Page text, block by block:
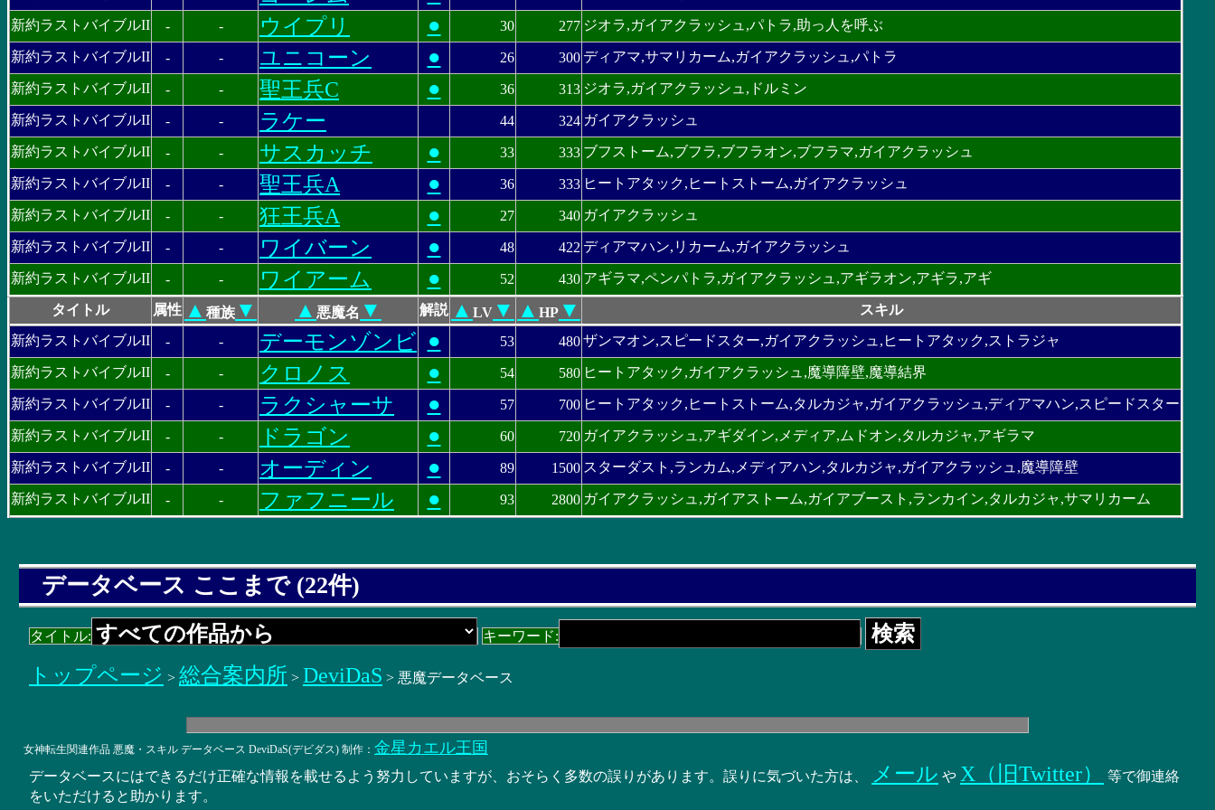
新約ラストバイブルII - - ウイプリ ● 30 277 ジオラ,ガイアクラッシュ,パトラ,助っ人を呼ぶ
新約ラストバイブルII - - ユニコーン ● 26 300 ディアマ,サマリカーム,ガイアクラッシュ,パトラ
新約ラストバイブルII - - 聖王兵C ● 36 313 ジオラ,ガイアクラッシュ,ドルミン
新約ラストバイブルII - - ラケー 44 324 ガイアクラッシュ
新約ラストバイブルII - - サスカッチ ● 33 333 ブフストーム,ブフラ,ブフラオン,ブフラマ,ガイアクラッシュ
新約ラストバイブルII - - 聖王兵A ● 36 333 ヒートアタック,ヒートストーム,ガイアクラッシュ
新約ラストバイブルII - - 狂王兵A ● 27 340 ガイアクラッシュ
新約ラストバイブルII - - ワイバーン ● 48 422 ディアマハン,リカーム,ガイアクラッシュ
新約ラストバイブルII - - ワイアーム ● 52 430 アギラマ,ペンパトラ,ガイアクラッシュ,アギラオン,アギラ,アギ
タイトル 属性 ▲ 種族 ▼ ▲ 悪魔名 ▼ 解説 ▲ LV ▼ ▲ HP ▼
スキル
新約ラストバイブルII
- - デーモンゾンビ ● 53 480ザンマオン,スピードスター,ガイアクラッシュ,ヒートアタック,ストラジャ
新約ラストバイブルII - - クロノス ● 54 580 ヒートアタック,ガイアクラッシュ,魔導障壁,魔導結界
新約ラストバイブルII - - ラクシャーサ ● 57 700 ヒートアタック,ヒートストーム,タルカジャ,ガイアクラッシュ,ディアマハン,スピードスター
新約ラストバイブルII - - ドラゴン ● 60 720 ガイアクラッシュ,アギダイン,メディア,ムドオン,タルカジャ,アギラマ
新約ラストバイブルII - - オーディン ● 89 1500 スターダスト,ランカム,メディアハン,タルカジャ,ガイアクラッシュ,魔導障壁
新約ラストバイブルII - - ファフニール ● 93 2800 ガイアクラッシュ,ガイアストーム,ガイアブースト,ランカイン,タルカジャ,サマリカーム
データベース ここまで (22件)
タイトル: キーワード:
トップページ > 総合案内所 > DeviDaS > 悪魔データベース
女神転生関連作品 悪魔・スキル データベース DeviDaS(デビダス) 制作： 金星カエル王国
データベースにはできるだけ正確な情報を載せるよう努力していますが、おそらく多数の誤りがあります。誤りに気づいた方は、 メール や X（旧Twitter）
等で御連絡
をいただけると助かります。